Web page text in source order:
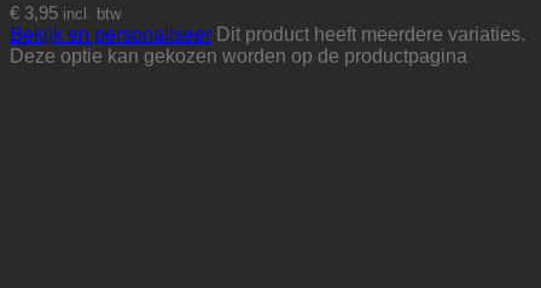
€ 3,95 incl. btw
Bekijk en personaliseer Dit product heeft meerdere variaties.
Deze optie kan gekozen worden op de productpagina